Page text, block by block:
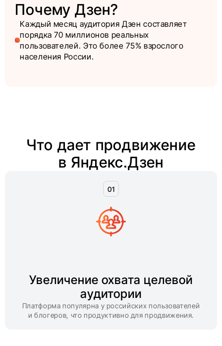
Почему Дзен?
Каждый месяц аудитория Дзен составляет
порядка 70 миллионов реальных
пользователей. Это более 75% взрослого
населения России.
Что дает продвижение
в Яндекс.Дзен
Увеличение охвата целевой
аудитории
Платформа популярна у российских пользователей
и блогеров, что продуктивно для продвижения.